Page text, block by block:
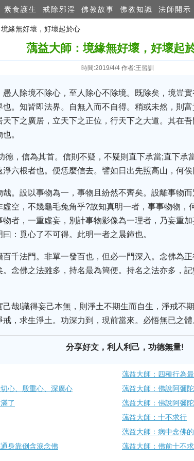
素食護生 戒除邪淫 佛教故事 佛教知識 法師開示
緣無好壞，好壞起於心
蕅益大師：境緣無好壞，好壞起
時間:2019/4/4 作者:王習訓
人除境不除心，至人除心不除境。既除矣，境豈
。知皆即法界。自無入而不自得。稍或未然，則
下之廣居，立天下之正位，行天下之大道。其在
。
德，信為其首。信則不疑，不疑則直下承當;直下承
六根者也。便恁麼信去。譬如日出先照高山，何俟
。設以事物為一，事物且紛然不齊矣。設離事物
空，不幾龜毛兔角乎?故知真明一者，事事物物，
者，一重虛妄，別計事物影像為一理者，乃妄重
：覓心了不可得。此明一者之晨鐘也。
千法門。非單一發百也，但必一門深入。念佛為
念佛之法雖多，持名最為簡便。持名之法亦多，
哉!識得妄己本無，則淨土不期生而自生，淨戒不
，求生淨土。功深力到，現前當來。必悟無已之體
分享好文，利人利己，功德無量!
蕅益大師：四種行為
心、殷重心、深廣心
蕅益大師：佛說阿彌
了
蕅益大師：佛說阿彌
蕅益大師：十不求行
蕅益大師：病中念佛
身靠倒含淚念佛
蕅益大師：佛前十不